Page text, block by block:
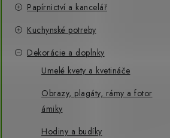
Papírnictví a kancelář
Kuchynské potreby
Dekorácie a doplnky
Umelé kvety a kvetináče
Obrazy, plagáty, rámy a fotor
ámiky
Hodiny a budíky